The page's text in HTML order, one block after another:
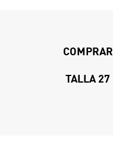
COMPRAR
TALLA 27